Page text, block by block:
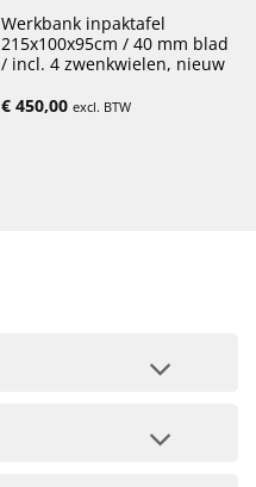
Werkbank inpaktafel
215x100x95cm / 40 mm blad
/ incl. 4 zwenkwielen, nieuw
€450,00 excl. BTW